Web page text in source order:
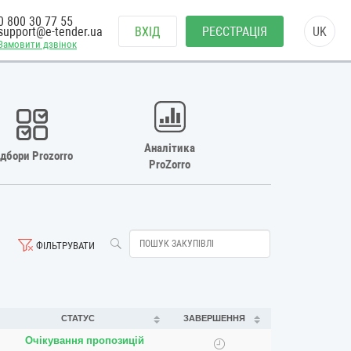
дзвінок
800 30 77 55
tender.ua ВХІД РЕЄСТРАЦІЯ UK
Prozorro
Аналітика
ProZorro
ФІЛЬТРУВАТИ
СТАТУС ЗАВЕРШЕННЯ
Очікування пропозицій